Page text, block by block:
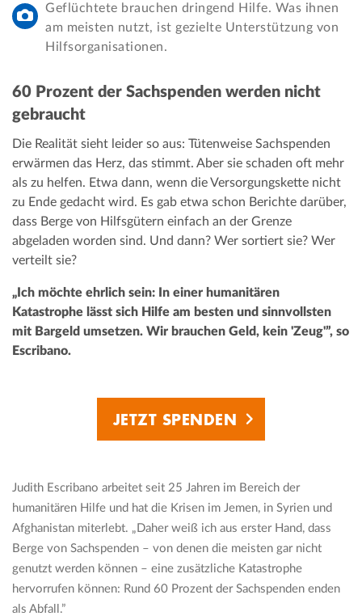
Geflüchtete brauchen dringend Hilfe. Was ihnen
am meisten nutzt, ist gezielte Unterstützung von
Hilfsorganisationen.
60 Prozent der Sachspenden werden nicht
gebraucht
Die Realität sieht leider so aus: Tütenweise Sachspenden
erwärmen das Herz, das stimmt. Aber sie schaden oft mehr
als zu helfen. Etwa dann, wenn die Versorgungskette nicht
zu Ende gedacht wird. Es gab etwa schon Berichte darüber,
dass Berge von Hilfsgütern einfach an der Grenze
abgeladen worden sind. Und dann? Wer sortiert sie? Wer
verteilt sie?
„Ich möchte ehrlich sein: In einer humanitären
Katastrophe lässt sich Hilfe am besten und sinnvollsten
mit Bargeld umsetzen. Wir brauchen Geld, kein 'Zeug'”, so
Escribano.
JETZT SPENDEN
Judith Escribano arbeitet seit 25 Jahren im Bereich der
humanitären Hilfe und hat die Krisen im Jemen, in Syrien und
Afghanistan miterlebt. „Daher weiß ich aus erster Hand, dass
Berge von Sachspenden – von denen die meisten gar nicht
genutzt werden können – eine zusätzliche Katastrophe
hervorrufen können: Rund 60 Prozent der Sachspenden enden
als Abfall.”